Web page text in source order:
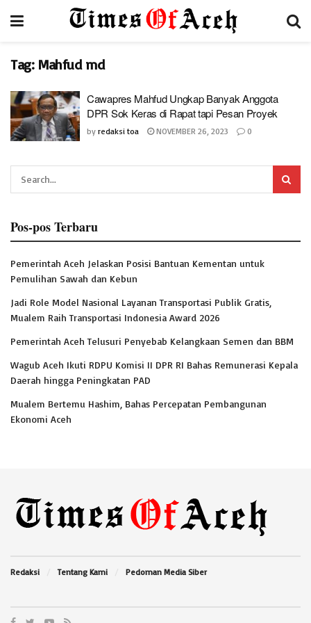
Tag: Mahfud md
Cawapres Mahfud Ungkap Banyak Anggota
DPR Sok Keras di Rapat tapi Pesan Proyek
by redaksi toa NOVEMBER 26, 2023 0
Pos-pos Terbaru
Pemerintah Aceh Jelaskan Posisi Bantuan Kementan untuk
Pemulihan Sawah dan Kebun
Jadi Role Model Nasional Layanan Transportasi Publik Gratis,
Mualem Raih Transportasi Indonesia Award 2026
Pemerintah Aceh Telusuri Penyebab Kelangkaan Semen dan BBM
Wagub Aceh Ikuti RDPU Komisi II DPR RI Bahas Remunerasi Kepala
Daerah hingga Peningkatan PAD
Mualem Bertemu Hashim, Bahas Percepatan Pembangunan
Ekonomi Aceh
Redaksi Tentang Kami Pedoman Media Siber